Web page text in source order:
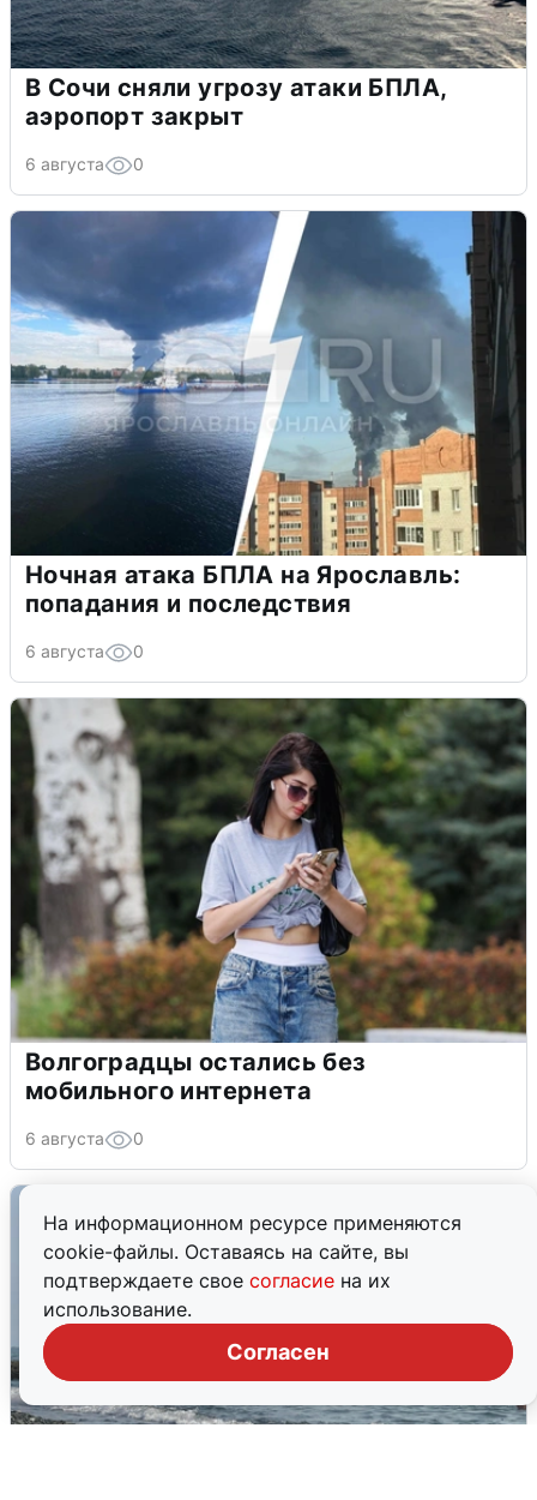
На информационном ресурсе применяются
cookie-файлы. Оставаясь на сайте, вы
подтверждаете свое согласие на их
использование.
Согласен
В Сочи сняли угрозу атаки БПЛА,
аэропорт закрыт
6 августа 0
Ночная атака БПЛА на Ярославль:
попадания и последствия
6 августа 0
Волгоградцы остались без
мобильного интернета
6 августа 0